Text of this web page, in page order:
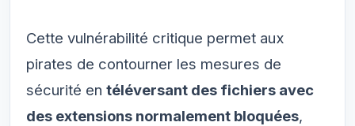
Cette vulnérabilité critique permet aux
pirates de contourner les mesures de
sécurité en téléversant des fichiers avec
des extensions normalement bloquées,